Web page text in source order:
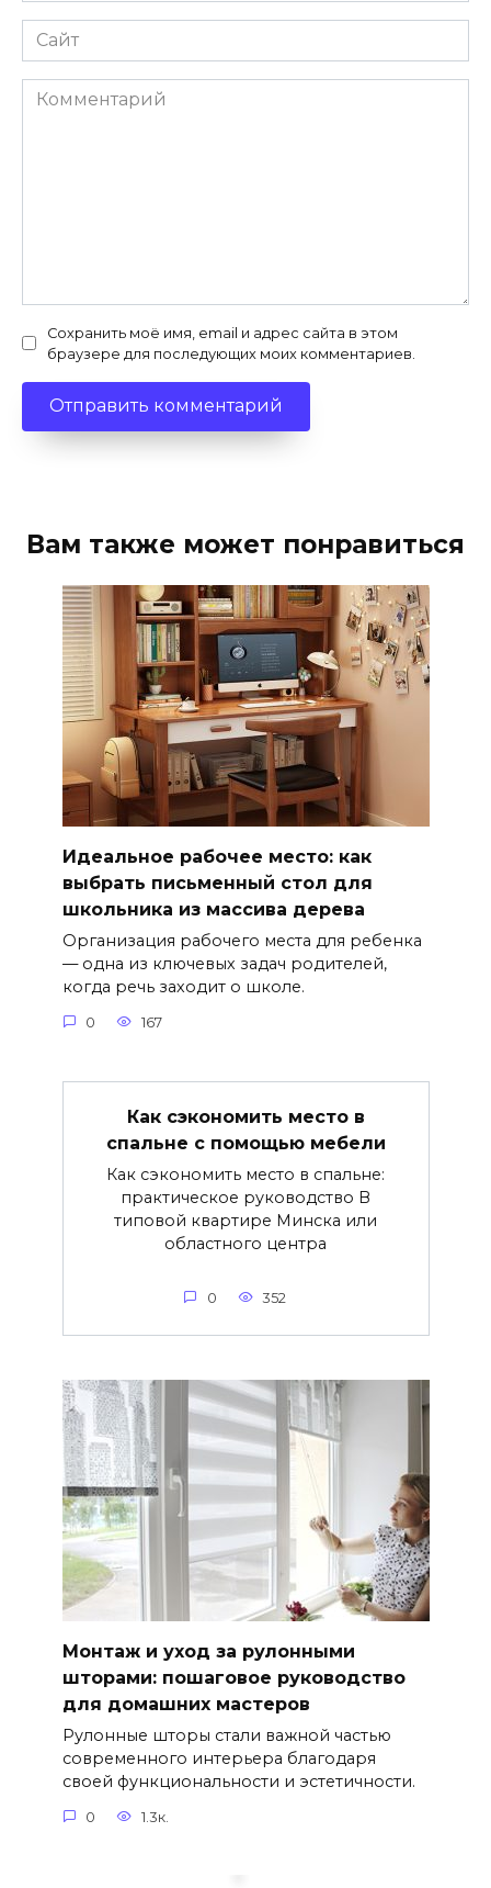
Сайт
Комментарий
Сохранить моё имя, email и адрес сайта в этом
браузере для последующих моих комментариев.
Вам также может понравиться
Идеальное рабочее место: как
выбрать письменный стол для
школьника из массива дерева
Организация рабочего места для ребенка
— одна из ключевых задач родителей,
когда речь заходит о школе.
0 167
Как сэкономить место в
спальне с помощью мебели
Как сэкономить место в спальне:
практическое руководство В
типовой квартире Минска или
областного центра
0 352
Монтаж и уход за рулонными
шторами: пошаговое руководство
для домашних мастеров
Рулонные шторы стали важной частью
современного интерьера благодаря
своей функциональности и эстетичности.
0 1.3к.